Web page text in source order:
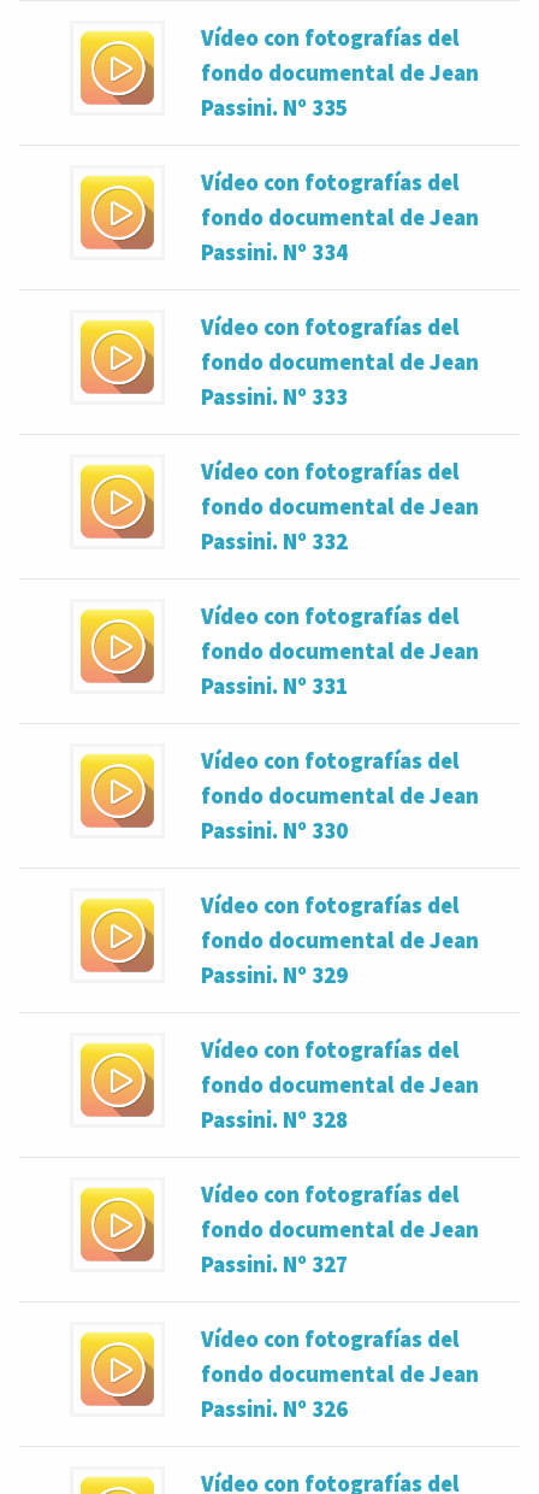
Vídeo con fotografías del
fondo documental de Jean
Passini. Nº 335
Vídeo con fotografías del
fondo documental de Jean
Passini. Nº 334
Vídeo con fotografías del
fondo documental de Jean
Passini. Nº 333
Vídeo con fotografías del
fondo documental de Jean
Passini. Nº 332
Vídeo con fotografías del
fondo documental de Jean
Passini. Nº 331
Vídeo con fotografías del
fondo documental de Jean
Passini. Nº 330
Vídeo con fotografías del
fondo documental de Jean
Passini. Nº 329
Vídeo con fotografías del
fondo documental de Jean
Passini. Nº 328
Vídeo con fotografías del
fondo documental de Jean
Passini. Nº 327
Vídeo con fotografías del
fondo documental de Jean
Passini. Nº 326
Vídeo con fotografías del